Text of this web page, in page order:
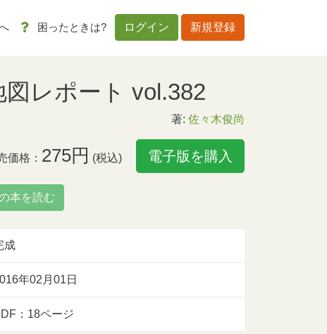
困ったときは? ログイン 新規登録
レポート vol.382
著: 佐々木俊尚
価格： 275円 (税込) 電子版を購入
本を読む
成
年02月01日
：18ページ